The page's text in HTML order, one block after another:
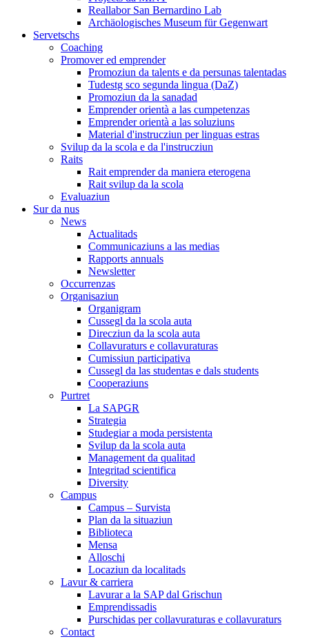
Reallabor San Bernardino Lab
Archäologisches Museum für Gegenwart
Servetschs
Coaching
Promover ed emprender
Promoziun da talents e da persunas talentadas
Tudestg sco segunda lingua (DaZ)
Promoziun da la sanadad
Emprender orientà a las cumpetenzas
Emprender orientà a las soluziuns
Material d'instrucziun per linguas estras
Svilup da la scola e da l'instrucziun
Raits
Rait emprender da maniera eterogena
Rait svilup da la scola
Evaluaziun
Sur da nus
News
Actualitads
Communicaziuns a las medias
Rapports annuals
Newsletter
Occurrenzas
Organisaziun
Organigram
Cussegl da la scola auta
Direcziun da la scola auta
Collavuraturs e collavuraturas
Cumissiun participativa
Cussegl da las studentas e dals students
Cooperaziuns
Purtret
La SAPGR
Strategia
Studegiar a moda persistenta
Svilup da la scola auta
Management da qualitad
Integritad scientifica
Diversity
Campus
Campus – Survista
Plan da la situaziun
Biblioteca
Mensa
Alloschi
Locaziun da localitads
Lavur & carriera
Lavurar a la SAP dal Grischun
Emprendissadis
Purschidas per collavuraturas e collavuraturs
Contact